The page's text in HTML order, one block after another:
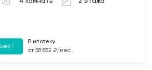
плит перекрытия (при наличии);
составом.
В ипотеку
от 58 852 ₽/мес.